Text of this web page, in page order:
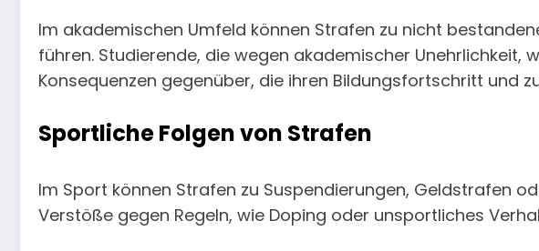
Im akademischen Umfeld können Strafen zu nicht
führen. Studierende, die wegen akademischer
Konsequenzen gegenüber, die ihren Bildungsfortschritt und
Sportliche Folgen von Strafen
Im Sport können Strafen zu Suspendierungen, Geldstrafen
Verstöße gegen Regeln, wie Doping oder unsportliches